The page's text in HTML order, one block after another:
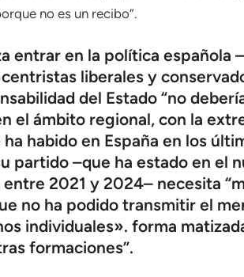
no es un recibo”.
entrar en la política
liberales y
del Estado “no
el ámbito regional, con la
habido en España en los
partido –que ha estado en el
2021 y 2024– necesita
no ha podido transmitir el
individuales». forma
formaciones”.